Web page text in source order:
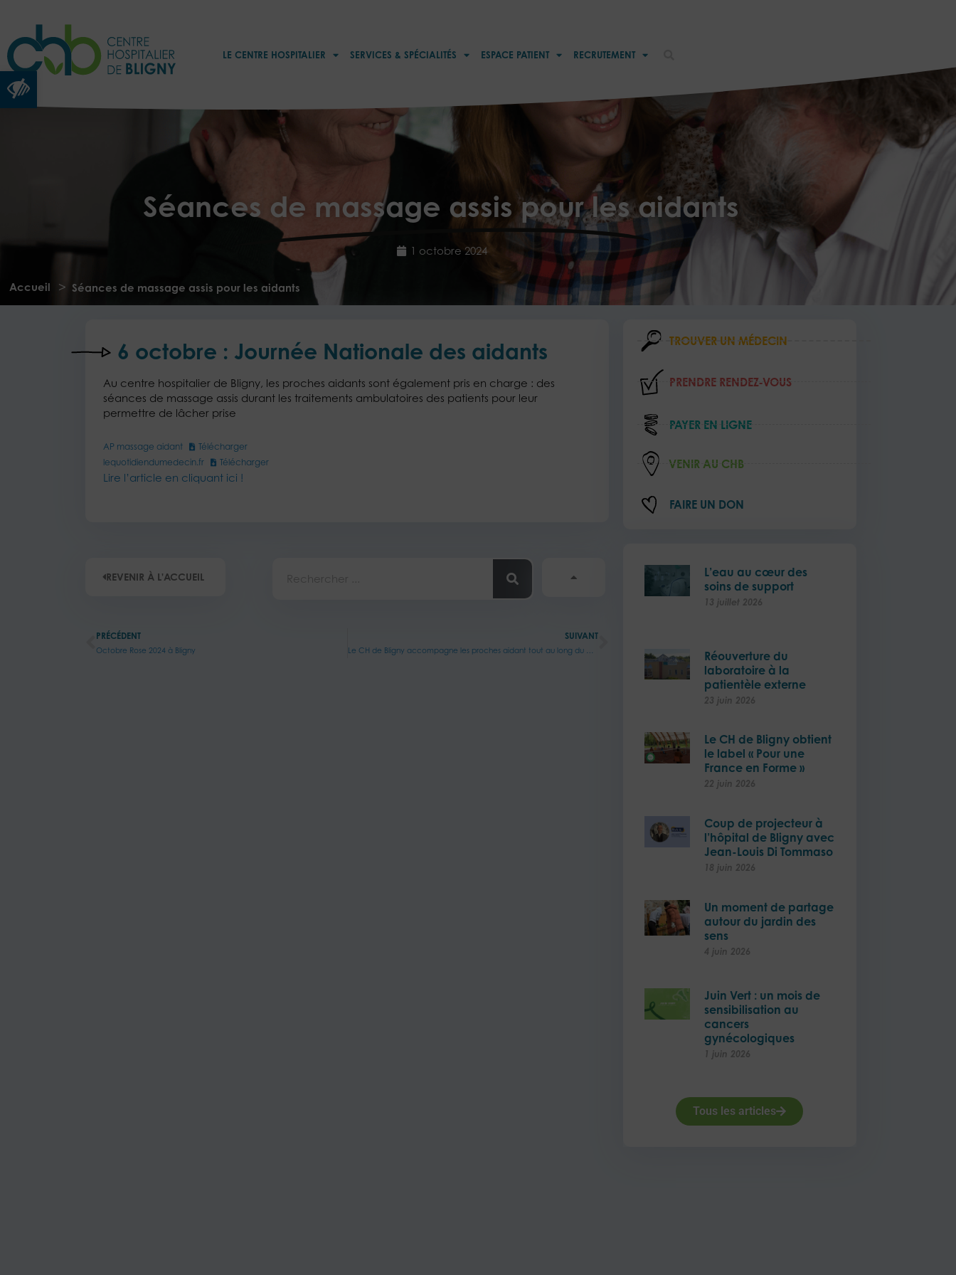
Ouvrir la barre d’outils
LE CENTRE HOSPITALIER SERVICES & SPÉCIALITÉS ESPACE PATIENT RECRUTEMENT
Séances de massage assis pour les aidants
1 octobre 2024
Accueil > Séances de massage assis pour les aidants
6 octobre : Journée Nationale des aidants
Au centre hospitalier de Bligny, les proches aidants sont également pris en charge : des
séances de massage assis durant les traitements ambulatoires des patients pour leur
permettre de lâcher prise
AP massage aidant
Télécharger
lequotidiendumedecin.fr
Télécharger
Lire l’article en cliquant ici !
REVENIR À L'ACCUEIL
PRÉCÉDENT
Octobre Rose 2024 à Bligny
SUIVANT
TROUVER UN MÉDECIN
PRENDRE RENDEZ‑VOUS
PAYER EN LIGNE
VENIR AU CHB
FAIRE UN DON
L’eau au cœur des
soins de support
13 juillet 2026
Réouverture du
laboratoire à la
patientèle externe​
23 juin 2026
Le CH de Bligny obtient
le label « Pour une
France en Forme »
22 juin 2026
Coup de projecteur à
l’hôpital de Bligny avec
Jean-Louis Di Tommaso
18 juin 2026
Un moment de partage
autour du jardin des
sens
4 juin 2026
Juin Vert : un mois de
sensibilisation au
cancers
gynécologiques
1 juin 2026
Tous les articles